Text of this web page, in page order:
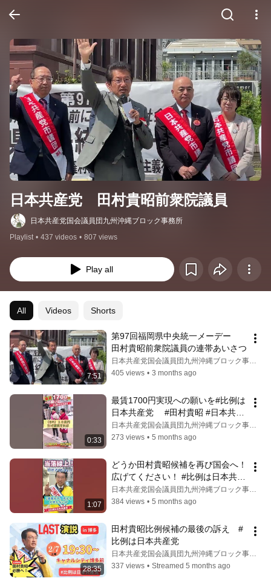
日本共産党　田村貴昭前衆院議員
日本共産党国会議員団九州沖縄ブロック事務所
Playlist • 437 videos • 807 views
Play all
All Videos Shorts
7:51
第97回福岡県中央統一メーデー
田村貴昭前衆院議員の連帯あいさつ
日本共産党国会議員団九州沖縄ブロック事務所
405 views • 3 months ago
0:33
最賃1700円実現への願いを#比例は
日本共産党　 #田村貴昭 #日本共産
党
日本共産党国会議員団九州沖縄ブロック事務所
273 views • 5 months ago
1:07
どうか田村貴昭候補を再び国会へ！
広げてください！ #比例は日本共産
党 #田村貴昭 #日本共産党
日本共産党国会議員団九州沖縄ブロック事務所
384 views • 5 months ago
28:35
田村貴昭比例候補の最後の訴え　#
比例は日本共産党
日本共産党国会議員団九州沖縄ブロック事務所
337 views • Streamed 5 months ago